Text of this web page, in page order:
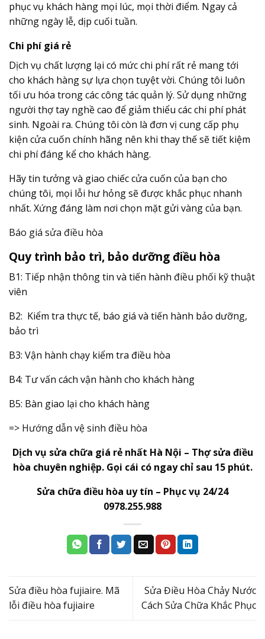
phục vụ khách hàng mọi lúc, mọi thời điểm. Ngay cả
những ngày lễ, dịp cuối tuần.
Chi phí giá rẻ
Dịch vụ chất lượng lại có mức chi phí rất rẻ mang tới
cho khách hàng sự lựa chọn tuyệt vời. Chúng tôi luôn
tối ưu hóa trong các công tác quản lý. Sử dụng những
người thợ tay nghề cao để giảm thiểu các chi phí phát
sinh. Ngoài ra. Chúng tôi còn là đơn vị cung cấp phụ
kiện cửa cuốn chính hãng nên khi thay thế sẽ tiết kiệm
chi phí đáng kể cho khách hàng.
Hãy tin tưởng và giao chiếc cửa cuốn của bạn cho
chúng tôi, mọi lỗi hư hỏng sẽ được khắc phục nhanh
nhất. Xứng đáng làm nơi chọn mặt gửi vàng của bạn.
Báo giá sửa điều hòa
Quy trình bảo trì, bảo dưỡng điều hòa
B1: Tiếp nhận thông tin và tiến hành điều phối kỹ thuật
viên
B2: Kiểm tra thực tế, báo giá và tiến hành bảo dưỡng,
bảo trì
B3: Vận hành chạy kiểm tra điều hòa
B4: Tư vấn cách vận hành cho khách hàng
B5: Bàn giao lại cho khách hàng
=> Hướng dẫn vệ sinh điều hòa
Dịch vụ sửa chữa giá rẻ nhất Hà Nội – Thợ sửa điều
hòa chuyên nghiệp. Gọi cái có ngay chỉ sau 15 phút.
Sửa chữa điều hòa uy tín – Phục vụ 24/24
0978.255.988
Sửa điều hòa fujiaire. Mã
lỗi điều hòa fujiaire
Sửa Điều Hòa Chảy Nước
Cách Sửa Chữa Khắc Phục